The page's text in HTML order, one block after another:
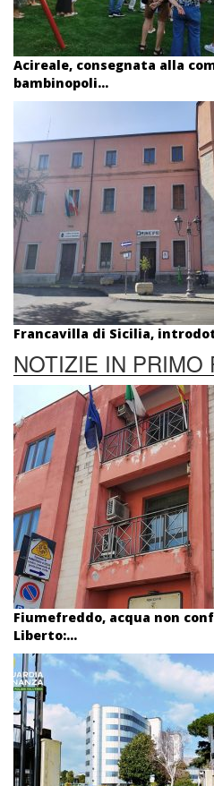
Acireale, consegnata alla
bambinopoli...
Francavilla di Sicilia,
NOTIZIE IN PRIMO
Fiumefreddo, acqua non
Liberto:...